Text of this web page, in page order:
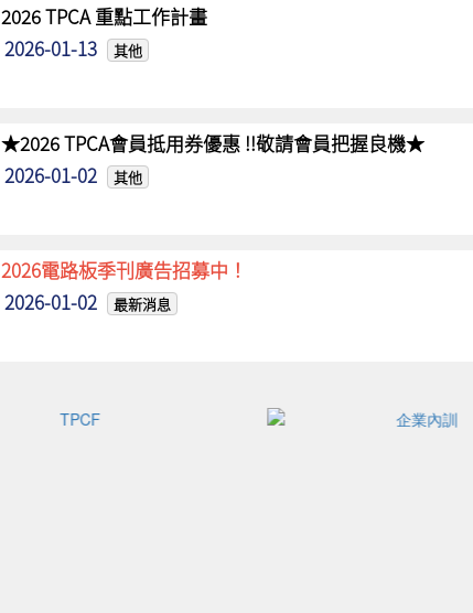
2026 TPCA 重點工作計畫
2026-01-13
其他
★2026 TPCA會員抵用券優惠 !!敬請會員把握良機★
2026-01-02
其他
2026電路板季刊廣告招募中！
2026-01-02
最新消息